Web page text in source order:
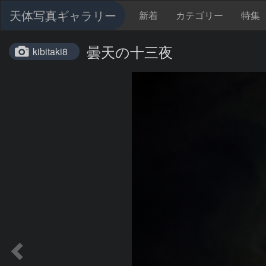
天体写真ギャラリー 新着 カテゴリー 特集
kibitaki8 曇天の十三夜